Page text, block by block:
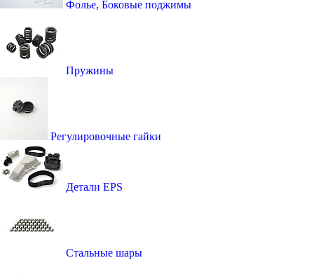
Фолье, Боковые поджимы
Пружины
Регулировочные гайки
Детали EPS
Стальные шары